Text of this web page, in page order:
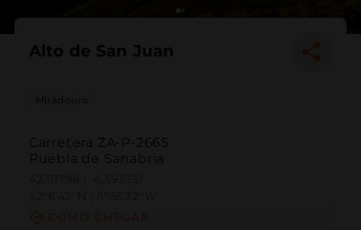
Alto de San Juan
Miradouro
Carretera ZA-P-2665
Puebla de Sanabria